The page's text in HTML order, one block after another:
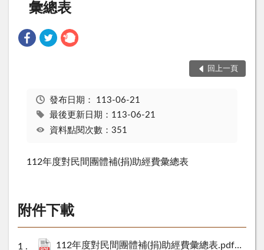
彙總表
回上一頁
發布日期： 113-06-21
最後更新日期：113-06-21
資料點閱次數：351
112年度對民間團體補(捐)助經費彙總表
附件下載
112年度對民間團體補(捐)助經費彙總表.pdf 119 KB